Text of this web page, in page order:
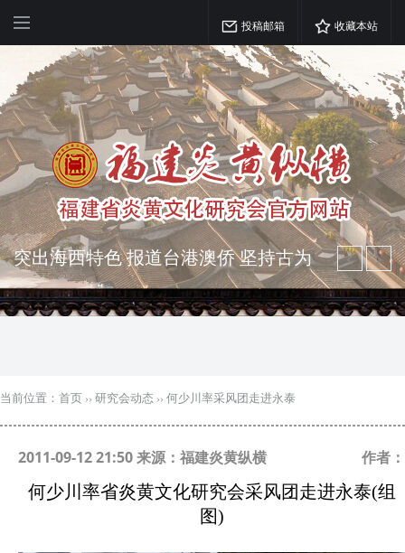
投稿邮箱 收藏本站
弘扬优秀文化 振奋民族精神 介绍民族
瑰宝 宣传中华精英
突出海西特色 报道台港澳侨 坚持古为
当前位置： 首页 ›› 研究会动态 ›› 何少川率采风团走进永泰
2011-09-12 21:50 来源：福建炎黄纵横
作者：
何少川率省炎黄文化研究会采风团走进永泰(组
图)